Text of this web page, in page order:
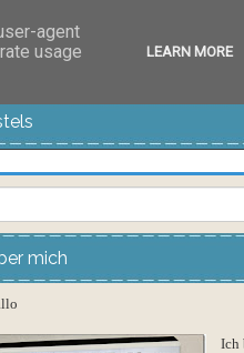
mich
Ich
agent
usage
LEARN MORE